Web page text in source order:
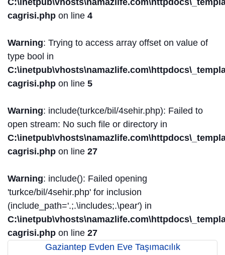
cagrisi.php on line 4
Warning: Trying to access array offset on value of
type bool in
cagrisi.php on line 5
Warning: include(turkce/bil/4sehir.php): Failed to
open stream: No such file or directory in
cagrisi.php on line 27
Warning: include(): Failed opening
'turkce/bil/4sehir.php' for inclusion
(include_path='.;.\includes;.\pear') in
cagrisi.php on line 27
Gaziantep Evden Eve Taşımacılık